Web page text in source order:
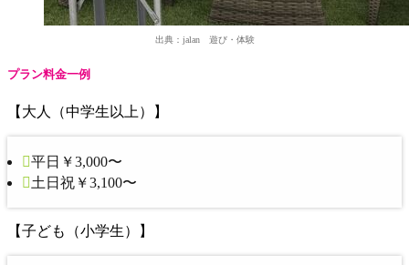
出典：jalan 遊び・体験
プラン料金一例
【大人（中学生以上）】
平日￥3,000〜
土日祝￥3,100〜
【子ども（小学生）】